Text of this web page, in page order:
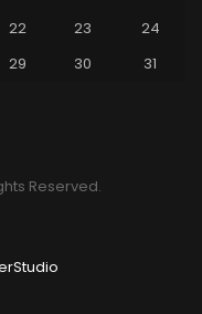
22 23
24
29 30
31
Reserved.